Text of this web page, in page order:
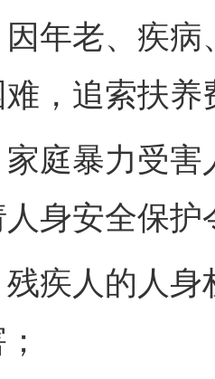
老、疾病
，追索扶养
暴力受害
身安全保护
人的人身